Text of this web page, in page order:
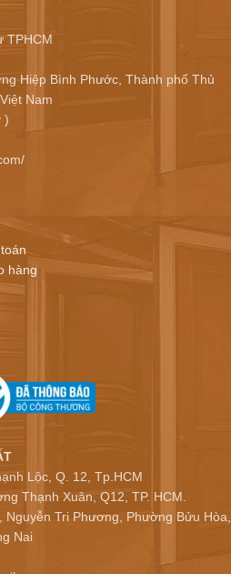
TPHCM
Hiệp Bình Phước, Thành phố Thủ
Nam
)
hàng
Lộc, Q. 12, Tp.HCM
Thạnh Xuân, Q12, TP. HCM.
Nguyễn Tri Phương, Phường Bửu Hòa,
Nai